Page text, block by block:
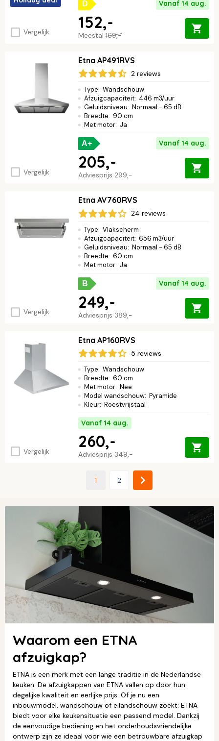
Vergelijk
D Vanaf 14 aug.
Meestal 169,-
152,-
Vergelijk
Etna AP491RVS
2 reviews
Type: Wandschouw
Afzuigcapaciteit: 446 m3/uur
Geluidsniveau: Normaal - 65 dB
Breedte: 90 cm
Met motor: Ja
A+ Vanaf 14 aug.
Adviesprijs 299,-
205,-
Vergelijk
Etna AV760RVS
24 reviews
Type: Vlakscherm
Afzuigcapaciteit: 656 m3/uur
Geluidsniveau: Normaal - 65 dB
Breedte: 60 cm
Met motor: Ja
B Vanaf 14 aug.
Adviesprijs 389,-
249,-
Vergelijk
Etna AP160RVS
5 reviews
Type: Wandschouw
Breedte: 60 cm
Met motor: Nee
Model wandschouw: Pyramide
Kleur: Roestvrijstaal
Vanaf 14 aug.
Adviesprijs 349,-
260,-
1 2
Waarom een ETNA
afzuigkap?
ETNA is een merk met een lange traditie in de Nederlandse
keuken. De afzuigkappen van ETNA vallen op door hun
degelijke kwaliteit en eerlijke prijs. Of je nu een
inbouwmodel, wandschouw of eilandschouw zoekt: ETNA
biedt voor elke keukensituatie een passend model. Dankzij
de eenvoudige bediening en het onderhoudsvriendelijke
ontwerp zijn ze ideaal voor wie een betrouwbare afzuigkap